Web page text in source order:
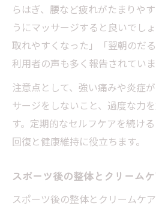
らはぎ、腰など疲れがたまりや
うにマッサージすると良いでし
取れやすくなった」「翌朝のだ
利用者の声も多く報告されていま
注意点として、強い痛みや炎症
サージをしないこと、過度な力
す。定期的なセルフケアを続け
回復と健康維持に役立ちます。
スポーツ後の整体とクリーム
スポーツ後の整体とクリームケ